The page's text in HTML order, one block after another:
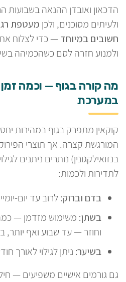
הדכאון ואובדן ההנאה בשבועות
ולעיתים מסוכנים, ולכן מעטפת
חשובים במיוחד— כדי לצלוח
ולמנוע חזרה לסם כשהכמיהה
מה קורה בגוף — וכמה
במערכת
קוקאין מתפרק בגוף במהירות
המורגשת קצרה. אך תוצרי
בנזואילקגונין) נותרים ניתנים
לתדירות ולכמות:
בדם וברוק:לרוב עד יום-
בשתן: משימוש מזדמן —
וחוזר — עד שבוע ואף יותר,
בשיער: ניתן לגילוי לאורך
גם גורמים אישיים משפיעים —